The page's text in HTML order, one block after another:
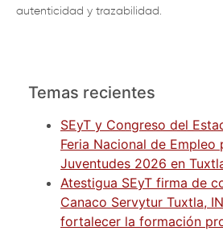
autenticidad y trazabilidad.
Temas recientes
SEyT y Congreso del
Feria Nacional de Empleo
Juventudes 2026 en
Atestigua SEyT firma de
Canaco Servytur Tuxtla,
fortalecer la formación